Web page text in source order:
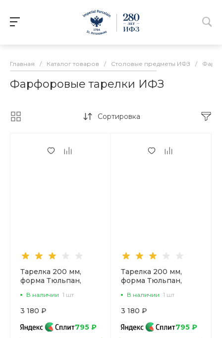
Главная / Каталог товаров / Столовые предметы ИФЗ /
Фарфоровые тарелки ИФЗ
Сортировка
Тарелка 200 мм,
форма Тюльпан,
арт. 80.37278.00.1
В наличии 1 шт
3 180 ₽
795 ₽
Тарелка 200 мм,
форма Тюльпан,
арт. 80.37279.00.1
В наличии 1 шт
3 180 ₽
795 ₽